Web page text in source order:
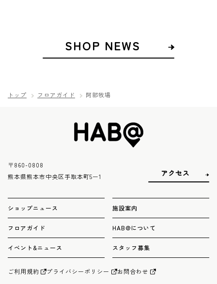
SHOP NEWS
トップ フロアガイド 阿部牧場
〒860-0808
熊本県熊本市中央区手取本町5ー1
アクセス
ショップニュース
フロアガイド
イベント&ニュース
施設案内
HAB@について
スタッフ募集
ご利用規約 プライバシーポリシー お問合わせ